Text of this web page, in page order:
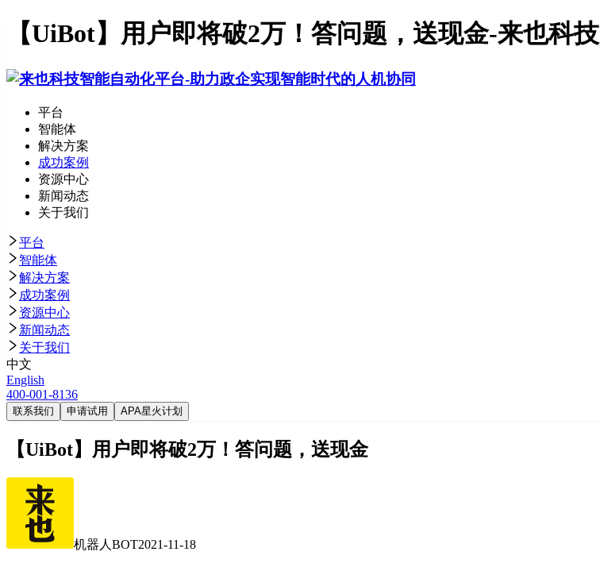
【UiBot】用户即将破2万！答问题，送现金-来也科技
平台
智能体
解决方案
成功案例
资源中心
新闻动态
关于我们
平台
智能体
解决方案
成功案例
资源中心
新闻动态
关于我们
中文
English
400-001-8136
联系我们 申请试用 APA星火计划
【UiBot】用户即将破2万！答问题，送现金
机器人BOT2021-11-18